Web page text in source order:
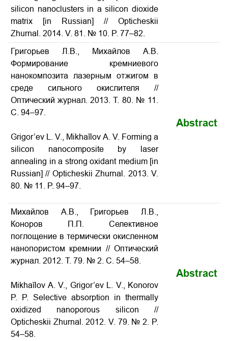
silicon nanoclusters in a silicon dioxide
matrix
[in Russian] // Opticheskii
Zhurnal. 2014. V. 81. № 10. P. 77–82.
Григорьев Л.В., Михайлов А.В.
Формирование кремниевого
нанокомпозита лазерным отжигом в
среде сильного окислителя //
Оптический журнал. 2013. Т. 80. № 11.
С. 94–97.
Grigor’ev L. V., Mikhaĭlov A. V. Forming a
silicon nanocomposite by laser
annealing in a strong oxidant medium [in
Russian] // Opticheskii Zhurnal. 2013. V.
80. № 11. P. 94–97.
Abstract
Михайлов А.В., Григорьев Л.В.,
Коноров П.П. Селективное
поглощение в термически окисленном
нанопористом кремнии // Оптический
журнал. 2012. Т. 79. № 2. С. 54–58.
Mikhaĭlov A. V., Grigor’ev L. V., Konorov
P. P. Selective absorption in thermally
oxidized nanoporous silicon //
Opticheskii Zhurnal. 2012. V. 79. № 2. P.
54–58.
Abstract